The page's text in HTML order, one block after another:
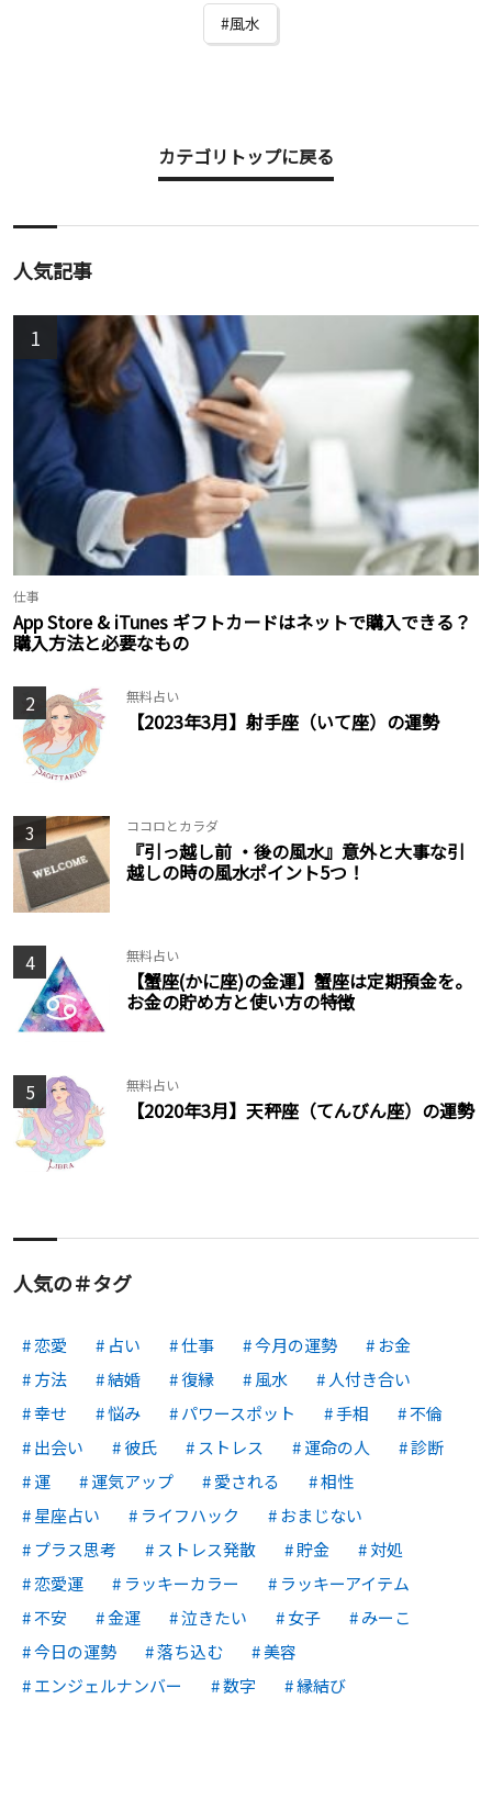
風水
カテゴリトップに戻る
人気記事
1
仕事
App Store & iTunes ギフトカードはネットで購入できる？
購入方法と必要なもの
2 無料占い
【2023年3月】射手座（いて座）の運勢
3 ココロとカラダ
『引っ越し前 ・後の風水』意外と大事な引
越しの時の風水ポイント5つ！
4 無料占い
【蟹座(かに座)の金運】蟹座は定期預金を。
お金の貯め方と使い方の特徴
5 無料占い
【2020年3月】天秤座（てんびん座）の運勢
人気の＃タグ
恋愛 占い 仕事 今月の運勢
お金
方法
結婚 復縁 風水
人付き合い
幸せ
悩み パワースポット 手相
不倫
出会い
彼氏 ストレス 運命の人
診断
運
運気アップ 愛される
相性
星座占い
ライフハック
おまじない
プラス思考
ストレス発散 貯金
対処
恋愛運
ラッキーカラー
ラッキーアイテム
不安
金運 泣きたい 女子
みーこ
今日の運勢
落ち込む
美容
エンジェルナンバー
数字 縁結び